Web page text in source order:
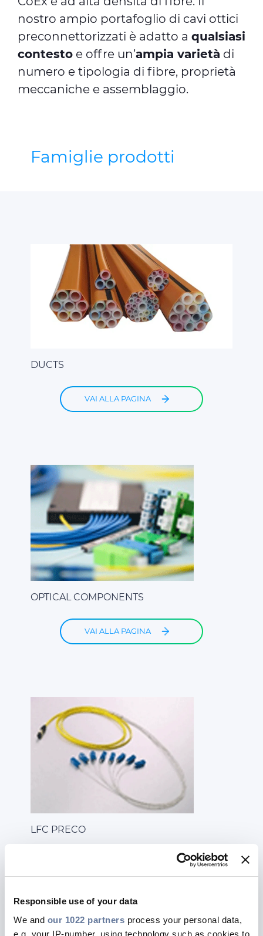
Responsible use of your data
We and our 1022 partners process your personal data,
e.g. your IP-number, using technology such as cookies to
nostro ampio portafoglio di cavi ottici
preconnettorizzati è adatto a qualsiasi
contesto e offre un’ampia varietà di
numero e tipologia di fibre, proprietà
meccaniche e assemblaggio.
Famiglie prodotti
DUCTS
VAI ALLA PAGINA
OPTICAL COMPONENTS
VAI ALLA PAGINA
LFC PRECO